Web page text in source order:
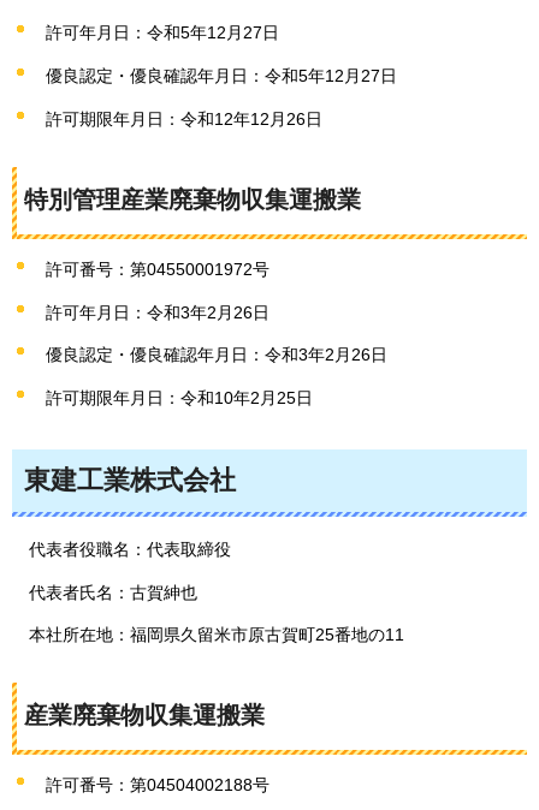
許可年月日：令和5年12月27日
優良認定・優良確認年月日：令和5年12月27日
許可期限年月日：令和12年12月26日
特別管理産業廃棄物収集運搬業
許可番号：第04550001972号
許可年月日：令和3年2月26日
優良認定・優良確認年月日：令和3年2月26日
許可期限年月日：令和10年2月25日
東建工業株式会社
代表者役職名：代表取締役
代表者氏名：古賀紳也
本社所在地：福岡県久留米市原古賀町25番地の11
産業廃棄物収集運搬業
許可番号：第04504002188号